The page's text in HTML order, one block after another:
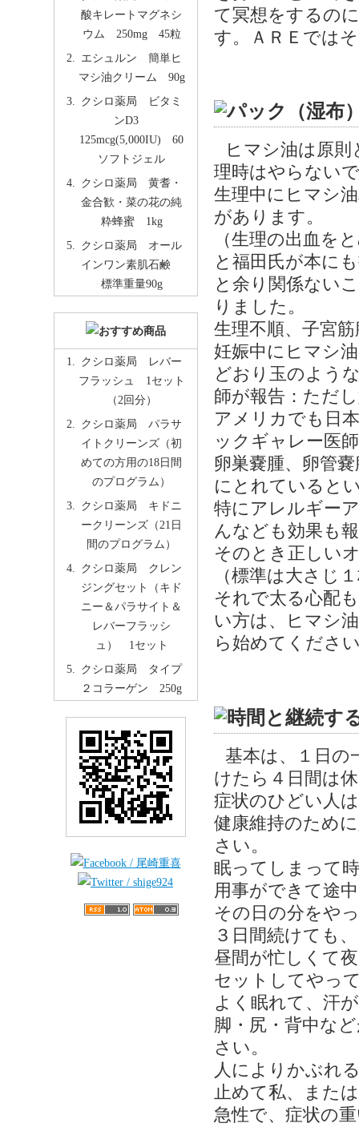
て冥想をするの
す。ＡＲＥでは
ヒマシ油は原
理時はやらない
生理中にヒマシ
があります。
（生理の出血を
と福田氏が本に
と余り関係ない
りました。
生理不順、子宮
妊娠中にヒマシ
どおり玉のよう
師が報告：ただ
アメリカでも日
ックギャレー医
卵巣嚢腫、卵管
にとれていると
特にアレルギー
んなども効果も
そのとき正しい
（標準は大さじ
それで太る心配
い方は、ヒマシ
ら始めてくださ
基本は、１日の
けたら４日間は
症状のひどい人
健康維持のため
さい。
眠ってしまって
用事ができて途
その日の分をや
３日間続けても
昼間が忙しくて
セットしてやっ
よく眠れて、汗
脚・尻・背中な
さい。
人によりかぶれ
止めて私、また
急性で、症状の
酸キレートマグネシ
ウム 250mg 45粒
エシュルン 簡単ヒ
マシ油クリーム 90g
クシロ薬局 ビタミ
ンD3
125mcg(5,000IU) 60
ソフトジェル
クシロ薬局 黄耆・
金合歓・菜の花の純
粋蜂蜜 1kg
クシロ薬局 オール
インワン素肌石鹸
標準重量90g
クシロ薬局 レバー
フラッシュ 1セット
（2回分）
クシロ薬局 パラサ
イトクリーンズ（初
めての方用の18日間
のプログラム）
クシロ薬局 キドニ
ークリーンズ（21日
間のプログラム）
クシロ薬局 クレン
ジングセット（キド
ニー＆パラサイト＆
レバーフラッシ
ュ） 1セット
クシロ薬局 タイプ
２コラーゲン 250g